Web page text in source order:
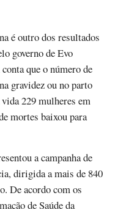
é outro dos resultados
governo de Evo
que o número de
gravidez ou no parto
229 mulheres em
mortes baixou para
a campanha de
dirigida a mais de 840
De acordo com os
de Saúde da